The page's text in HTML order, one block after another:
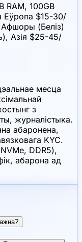
RAM, 100GB
$15-30/
(Беліз)
Азія $25-45/
месца
з
журналістыка.
абаронена,
KYC.
DDR5),
абарона ад